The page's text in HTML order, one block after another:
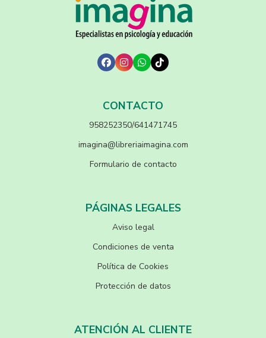
CONTACTO
958252350/641471745
imagina@libreriaimagina.com
Formulario de contacto
PÁGINAS LEGALES
Aviso legal
Condiciones de venta
Política de Cookies
Protección de datos
ATENCIÓN AL CLIENTE